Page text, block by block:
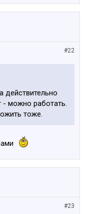
#22
действительно
- можно работать.
тоже.
#23